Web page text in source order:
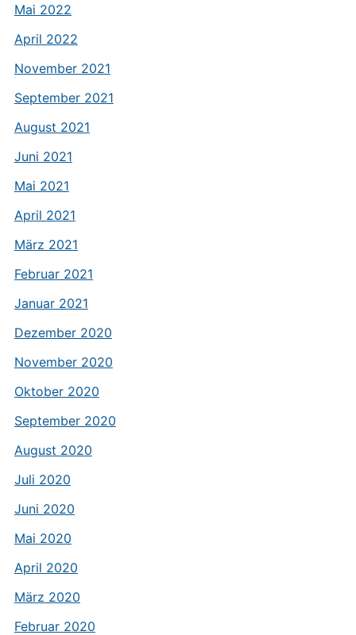
Mai 2022
April 2022
November 2021
September 2021
August 2021
Juni 2021
Mai 2021
April 2021
März 2021
Februar 2021
Januar 2021
Dezember 2020
November 2020
Oktober 2020
September 2020
August 2020
Juli 2020
Juni 2020
Mai 2020
April 2020
März 2020
Februar 2020